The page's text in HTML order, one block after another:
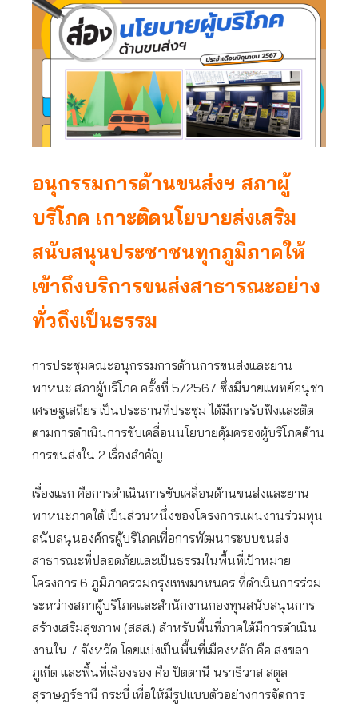
อนุกรรมการด้านขนส่งฯ สภาผู้
บริโภค เกาะติดนโยบายส่งเสริม
สนับสนุนประชาชนทุกภูมิภาคให้
เข้าถึงบริการขนส่งสาธารณะอย่าง
ทั่วถึงเป็นธรรม
การประชุมคณะอนุกรรมการด้านการขนส่งและยาน
พาหนะ สภาผู้บริโภค ครั้งที่ 5/2567 ซึ่งมีนายแพทย์อนุชา
เศรษฐเสถียร เป็นประธานที่ประชุม ได้มีการรับฟังและติต
ตามการดำเนินการขับเคลื่อนนโยบายคุ้มครองผู้บริโภคด้าน
การขนส่งใน 2 เรื่องสำคัญ
เรื่องแรก คือการดำเนินการขับเคลื่อนด้านขนส่งและยาน
พาหนะภาคใต้ เป็นส่วนหนึ่งของโครงการแผนงานร่วมทุน
สนับสนุนองค์กรผู้บริโภคเพื่อการพัฒนาระบบขนส่ง
สาธารณะที่ปลอดภัยและเป็นธรรมในพื้นที่เป้าหมาย
โครงการ 6 ภูมิภาครวมกรุงเทพมาหนคร ที่ดำเนินการร่วม
ระหว่างสภาผู้บริโภคและสำนักงานกองทุนสนับสนุนการ
สร้างเสริมสุขภาพ (สสส.) สำหรับพื้นที่ภาคใต้มีการดำเนิน
งานใน 7 จังหวัด โดยแบ่งเป็นพื้นที่เมืองหลัก คือ สงขลา
ภูเก็ต และพื้นที่เมืองรอง คือ ปัตตานี นราธิวาส สตูล
สุราษฎร์ธานี กระบี่ เพื่อให้มีรูปแบบตัวอย่างการจัดการ